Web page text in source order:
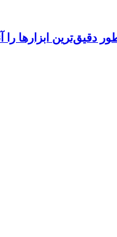
دقیق‌ترین ابزارها را